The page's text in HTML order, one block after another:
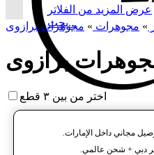
عرض المزيد من الفلاتر
بحث...
» مجوهرات »
اختر من بين ٣ قطع
دبي + شحن عالمي.